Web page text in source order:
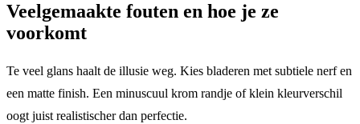
Veelgemaakte fouten en hoe je ze
voorkomt
Te veel glans haalt de illusie weg. Kies bladeren met subtiele nerf en
een matte finish. Een minuscuul krom randje of klein kleurverschil
oogt juist realistischer dan perfectie.